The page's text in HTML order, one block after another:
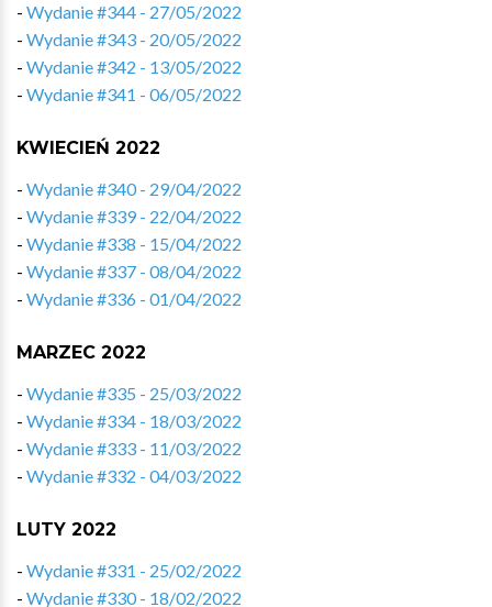
- Wydanie #344 - 27/05/2022
- Wydanie #343 - 20/05/2022
- Wydanie #342 - 13/05/2022
- Wydanie #341 - 06/05/2022
KWIECIEŃ 2022
- Wydanie #340 - 29/04/2022
- Wydanie #339 - 22/04/2022
- Wydanie #338 - 15/04/2022
- Wydanie #337 - 08/04/2022
- Wydanie #336 - 01/04/2022
MARZEC 2022
- Wydanie #335 - 25/03/2022
- Wydanie #334 - 18/03/2022
- Wydanie #333 - 11/03/2022
- Wydanie #332 - 04/03/2022
LUTY 2022
- Wydanie #331 - 25/02/2022
- Wydanie #330 - 18/02/2022